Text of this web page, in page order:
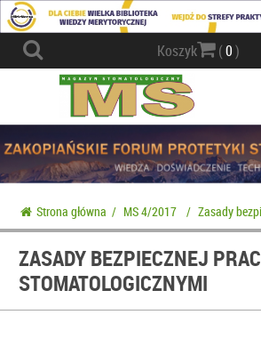
Koszyk (0)
Strona główna / MS 4/2017 / Zasady
ZASADY BEZPIECZNEJ
STOMATOLOGICZNYMI